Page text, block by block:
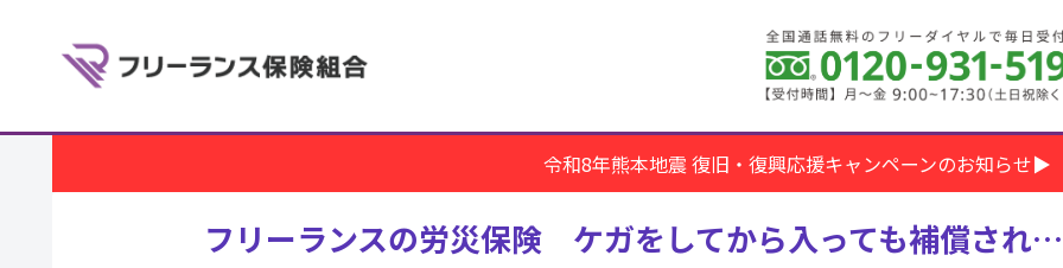
令和8年熊本地震 復旧・復興応援キャンペーンのお知らせ▶
フリーランスの労災保険 ケガをしてから入っても補償され